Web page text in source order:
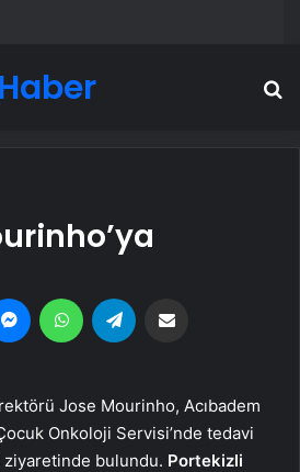
MessengerWhatsApp
Jose Mourinho, Acıbadem
Onkoloji Servisi’nde tedavi
bulundu. Portekizli